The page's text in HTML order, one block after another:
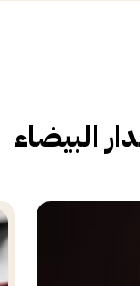
البيضاء